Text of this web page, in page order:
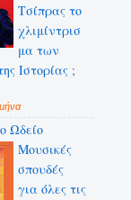
Τσίπρας το
χλιμίντρισ
μα των
Ιστορίας ;
Ωδείο
Mουσικές
σπουδές
για όλες τις